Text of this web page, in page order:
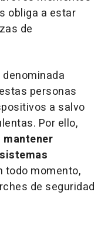
obliga a estar
de
personas
a salvo
Por ello,
mantener
todo momento,
de seguridad